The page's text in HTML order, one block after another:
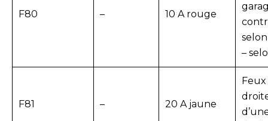
F80 – 10 A rouge
–
F81 – 20 A jaune